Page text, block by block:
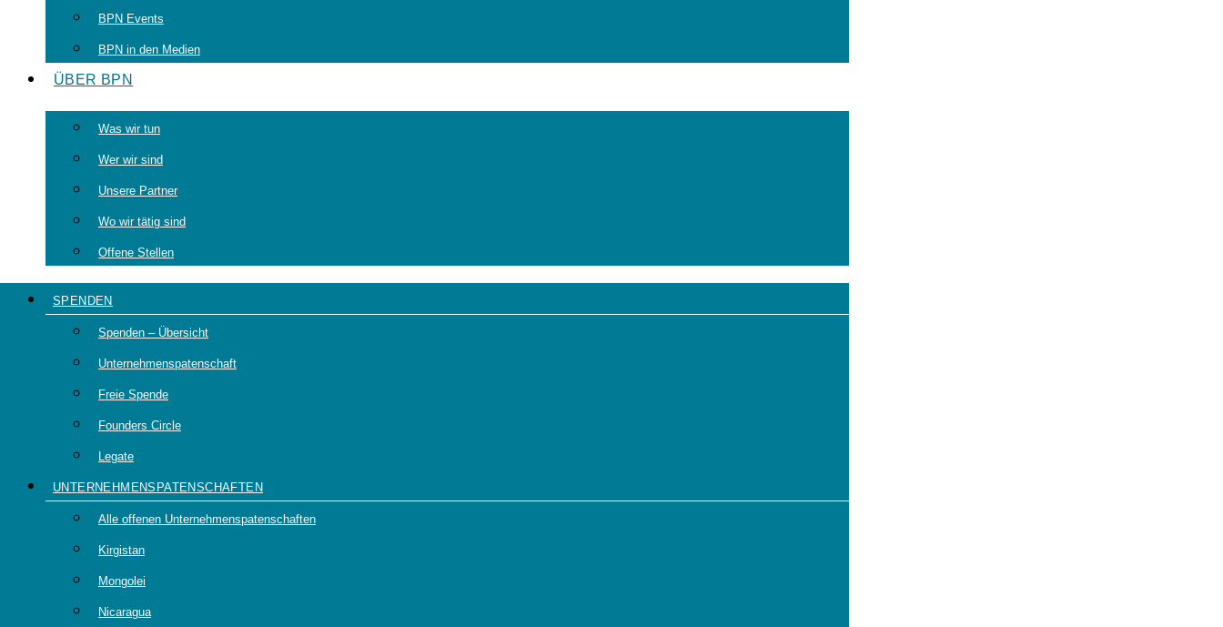
BPN Events
BPN in den Medien
ÜBER BPN
Was wir tun
Wer wir sind
Unsere Partner
Wo wir tätig sind
Offene Stellen
SPENDEN
Spenden – Übersicht
Unternehmenspatenschaft
Freie Spende
Founders Circle
Legate
UNTERNEHMENSPATENSCHAFTEN
Alle offenen Unternehmenspatenschaften
Kirgistan
Mongolei
Nicaragua